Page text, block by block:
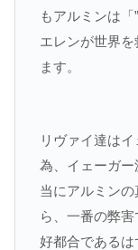
もアルミンは
エレンが世界
ます。
リヴァイ達は
為、イェーガ
当にアルミン
ら、一番の弊
好都合であるは